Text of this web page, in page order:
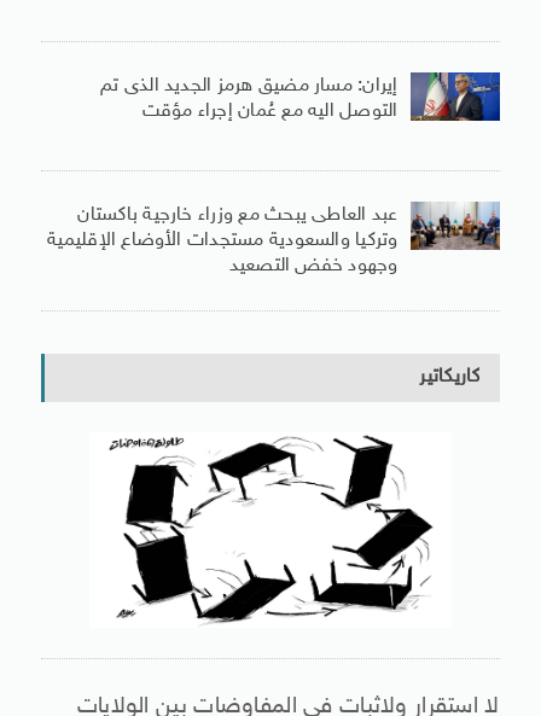
إيران: مسار مضيق هرمز الجديد الذى تم
التوصل اليه مع عُمان إجراء مؤقت
عبد العاطى يبحث مع وزراء خارجية باكستان
وتركيا والسعودية مستجدات الأوضاع الإقليمية
وجهود خفض التصعيد
كاريكاتير
لا استقرار ولاثبات فى المفاوضات بين الولايات